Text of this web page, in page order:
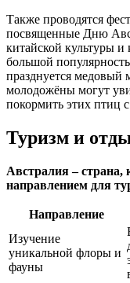
Также проводятся
посвященные Дню
китайской культуры
большой
празднуется
молодожёны могут
покормить этих птиц
Туризм и
Австралия –
направлением для
Направление
Изучение
уникальной флоры и
фауны